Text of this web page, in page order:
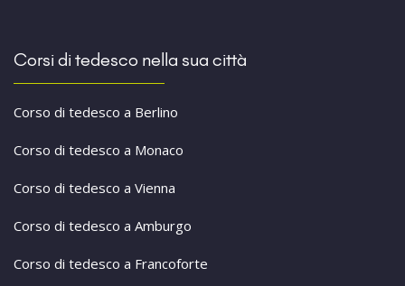
Corsi di tedesco nella sua città
Corso di tedesco a Berlino
Corso di tedesco a Monaco
Corso di tedesco a Vienna
Corso di tedesco a Amburgo
Corso di tedesco a Francoforte